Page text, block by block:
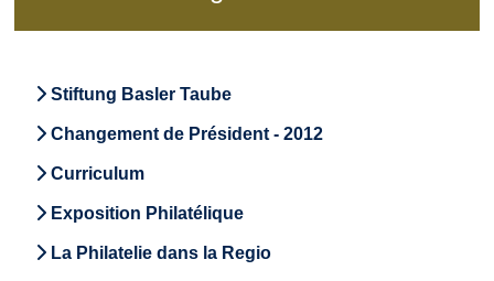
Stiftung Basler Taube
Changement de Président - 2012
Curriculum
Exposition Philatélique
La Philatelie dans la Regio